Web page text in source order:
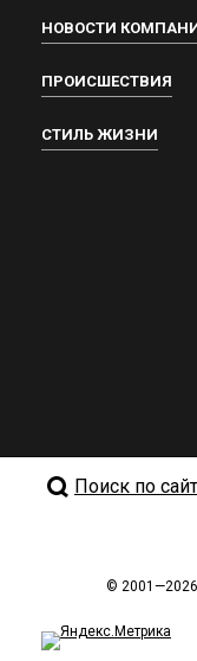
НОВОСТИ
ПРОИСШЕСТВИЯ
СТИЛЬ ЖИЗНИ
Поиск по
© 2001—2026